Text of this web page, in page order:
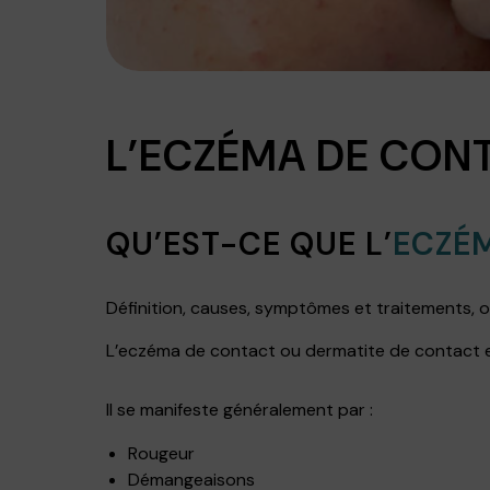
L’ECZÉMA DE
QU’EST-CE QUE L’
Définition, causes, symptômes et traitements,
L’eczéma de contact ou dermatite de contact
Il se manifeste généralement par :
Rougeur
Démangeaisons